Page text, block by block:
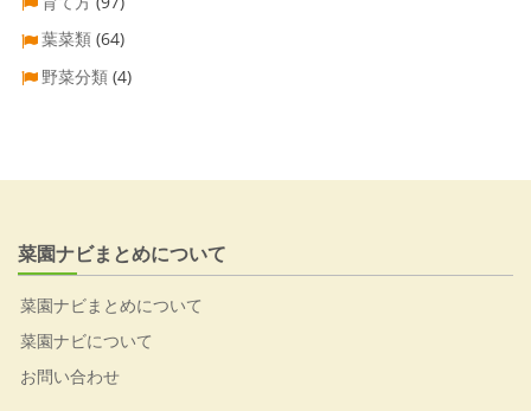
葉菜類 (64)
野菜分類 (4)
菜園ナビまとめについて
菜園ナビまとめについて
菜園ナビについて
お問い合わせ